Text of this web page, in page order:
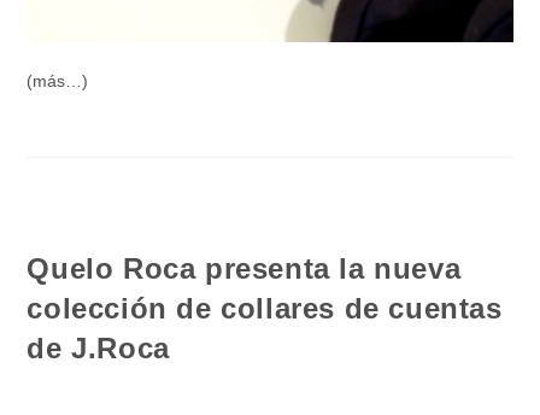
(más…)
Quelo Roca presenta la nueva
colección de collares de cuentas
de J.Roca